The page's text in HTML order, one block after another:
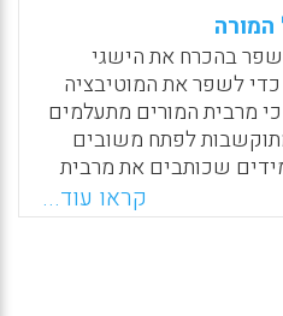
בהכרח את הישגי
לשפר את המוטיבציה
מרבית המורים מתעלמים
לפתח משובים
שכותבים את מרבית
המחשב בבית , לרבות
נאלצים להדפיס את
קראו עוד...